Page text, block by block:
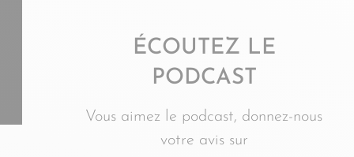
ÉCOUTEZ LE
PODCAST
Vous aimez le podcast, donnez-nous
votre avis sur